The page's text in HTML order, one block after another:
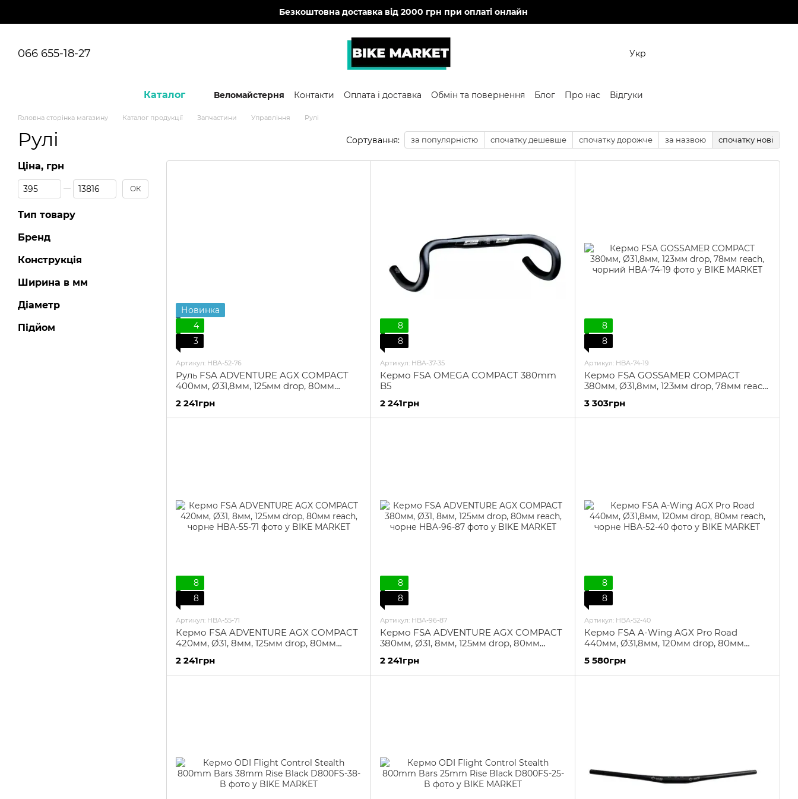
Безкоштовна доставка від 2000 грн при оплаті онлайн
066 655-18-27 Укр
Каталог Веломайстерня Контакти Оплата і доставка Обмін та повернення Блог Про нас Відгуки
Головна сторінка магазину Каталог продукції Запчастини Управління Рулі
Рулі Сортування: за популярністю спочатку дешевше спочатку дорожче за назвою спочатку нові
Новинка
4
3
Артикул: HBA-52-76
Руль FSA ADVENTURE AGX COMPACT
400мм, Ø31,8мм, 125мм drop, 80мм
2 241грн
8
8
Артикул: HBA-37-35
Кермо FSA OMEGA COMPACT 380mm
B5
2 241грн
8
8
Артикул: HBA-74-19
Кермо FSA GOSSAMER COMPACT
380мм, Ø31,8мм, 123мм drop, 78мм reach,
3 303грн
8
8
Артикул: HBA-55-71
Кермо FSA ADVENTURE AGX COMPACT
420мм, Ø31, 8мм, 125мм drop, 80мм
2 241грн
8
8
Артикул: HBA-96-87
Кермо FSA ADVENTURE AGX COMPACT
380мм, Ø31, 8мм, 125мм drop, 80мм
2 241грн
8
8
Артикул: HBA-52-40
Кермо FSA A-Wing AGX Pro Road
440мм, Ø31,8мм, 120мм drop, 80мм
5 580грн
Ціна, грн
Від Ціна, грн
До Ціна, грн ОК
Тип товару
Бренд
Конструкція
Ширина в мм
Діаметр
Підйом